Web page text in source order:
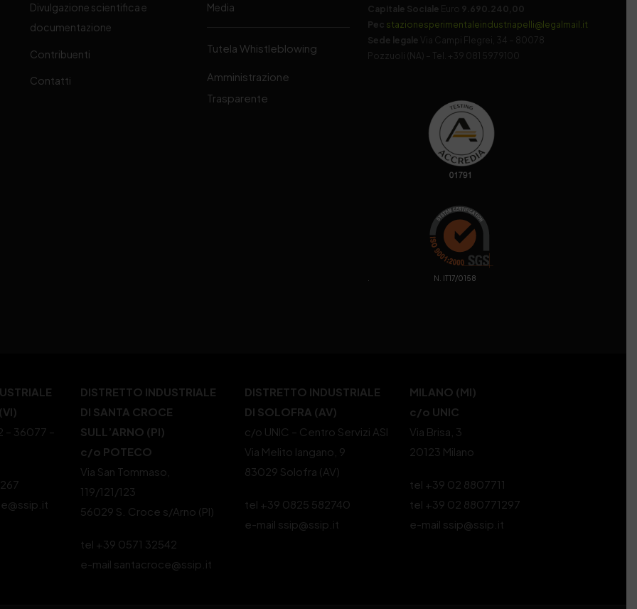
Divulgazione scientifica e
documentazione
Contribuenti
Contatti
Media
Tutela Whistleblowing
Amministrazione
Trasparente
Capitale Sociale Euro 9.690.240,00
Pec stazionesperimentaleindustriapelli@legalmail.it
Sede legale
Via Campi Flegrei, 34 – 80078
Pozzuoli (NA) – Tel. +39 081 5979100
. N. IT17/0158
– 36077 –
DISTRETTO INDUSTRIALE
DI SANTA CROCE
SULL’ARNO (PI)
c/o POTECO
Via San Tommaso,
119/121/123
56029 S. Croce s/Arno (PI)
tel +39 0571 32542
e-mail santacroce@ssip.it
DISTRETTO INDUSTRIALE
DI SOLOFRA (AV)
c/o UNIC – Centro Servizi ASI
Via Melito Iangano, 9
83029 Solofra (AV)
tel +39 0825 582740
e-mail ssip@ssip.it
MILANO (MI)
c/o UNIC
Via Brisa, 3
20123 Milano
tel +39 02 8807711
tel +39 02 880771297
e-mail ssip@ssip.it